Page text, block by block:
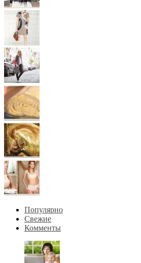
Популярно
Свежие
Комменты